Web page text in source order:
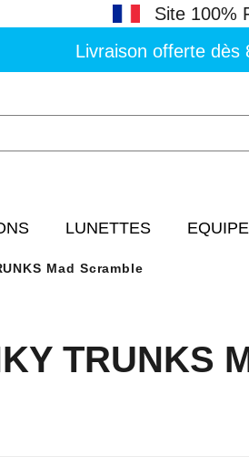
Site 100%
Livraison offerte dès
LUNETTES
Mad Scramble
TRUNKS